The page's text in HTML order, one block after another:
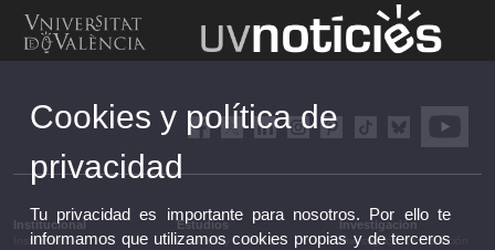
Institucional
Institucional
Estudios
Estudios y formación
Investigación
Investigación, innovación
Cookies y política de
privacidad
Tu privacidad es importante para nosotros. Por ello te
informamos que utilizamos cookies propias y de terceros